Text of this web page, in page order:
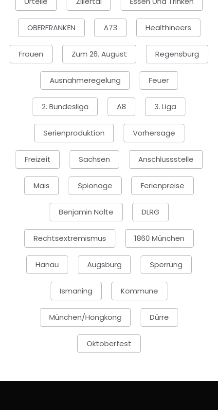
OBERFRANKEN A73 Healthineers
Frauen Zum 26. August Regensburg
Ausnahmeregelung Feuer
2. Bundesliga A8 3. Liga
Serienproduktion Vorhersage
Freizeit Sachsen Anschlussstelle
Mais Spionage Ferienpreise
Benjamin Nolte DLRG
Rechtsextremismus 1860 München
Hanau Augsburg Sperrung
Ismaning Kommune
München/Hongkong Dürre
Oktoberfest